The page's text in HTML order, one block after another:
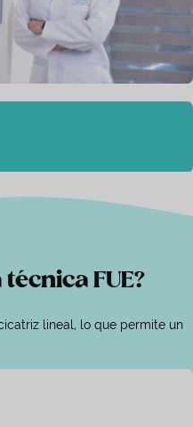
FUE?
lineal, lo que permite un